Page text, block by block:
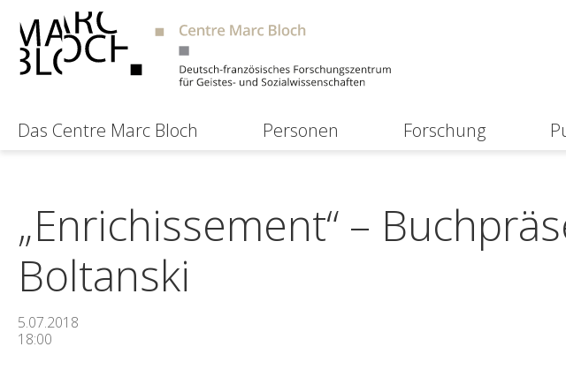
Das Centre Marc Bloch Personen Forschung
„Enrichissement“ –
Boltanski
5.07.2018
18:00